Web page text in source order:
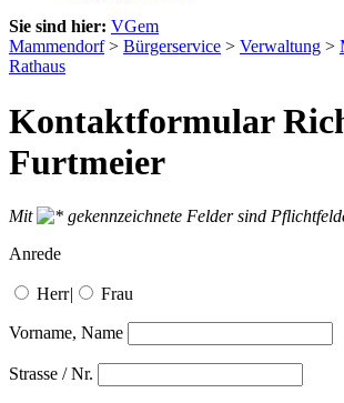
Sie sind hier: VGem
Mammendorf> Bürgerservice > Verwaltung >
Rathaus
Kontaktformular
Furtmeier
Mit
gekennzeichnete Felder sind
Anrede
Herr| Frau
Vorname, Name
Strasse / Nr.